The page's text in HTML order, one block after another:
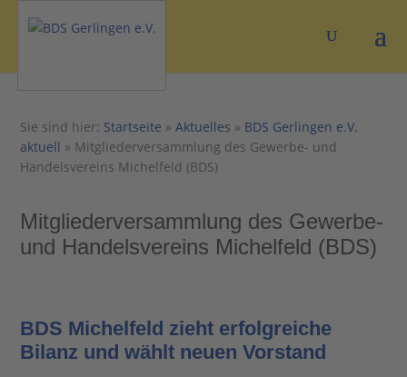
Sie sind hier: Startseite »Aktuelles » BDS Gerlingen e.V.
aktuell » Mitgliederversammlung des Gewerbe- und
Handelsvereins Michelfeld (BDS)
Mitgliederversammlung des Gewerbe-
und Handelsvereins Michelfeld (BDS)
BDS Michelfeld zieht erfolgreiche
Bilanz und wählt neuen Vorstand